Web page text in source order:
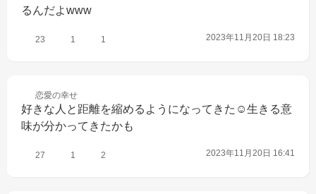
るんだよwww
23 1 1 2023年11月20日 18:23
恋愛の幸せ
好きな人と距離を縮めるようになってきた☺️生きる意
味が分かってきたかも
27 1 2 2023年11月20日 16:41